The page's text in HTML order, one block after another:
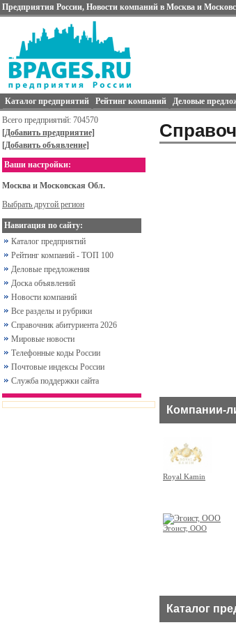
Предприятия России, Новости компаний в Москва и
Каталог предприятий Рейтинг компаний Деловые
Всего предприятий: 704570
[Добавить предприятие]
[Добавить объявление]
Ваши настройки:
Москва и Московская Обл.
Выбрать другой регион
Навигация по сайту:
Каталог предприятий
Рейтинг компаний - ТОП 100
Деловые предложения
Доска объявлений
Новости компаний
Все разделы и рубрики
Справочник абитуриента 2026
Мировые новости
Телефонные коды России
Почтовые индексы России
Служба поддержки сайта
Компании-
Royal Kamin
Эгоист, ООО
Каталог